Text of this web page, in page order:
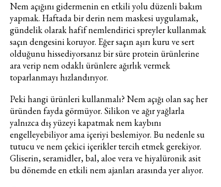
KAYDET KAPAT
Nem açığını gidermenin en etkili yolu düzenli bakım
yapmak. Haftada bir derin nem maskesi uygulamak,
gündelik olarak hafif nemlendirici spreyler kullanmak
saçın dengesini koruyor. Eğer saçın aşırı kuru ve sert
olduğunu hissediyorsanız bir süre protein ürünlerine
ara verip nem odaklı ürünlere ağırlık vermek
toparlanmayı hızlandırıyor.
Peki hangi ürünleri kullanmalı? Nem açığı olan saç her
üründen fayda görmüyor. Silikon ve ağır yağlarla
yalnızca dış yüzeyi kapatmak nem kaybını
engelleyebiliyor ama içeriyi beslemiyor. Bu nedenle su
tutucu ve nem çekici içerikler tercih etmek gerekiyor.
Gliserin, seramidler, bal, aloe vera ve hiyalüronik asit
bu dönemde en etkili nem ajanları arasında yer alıyor.